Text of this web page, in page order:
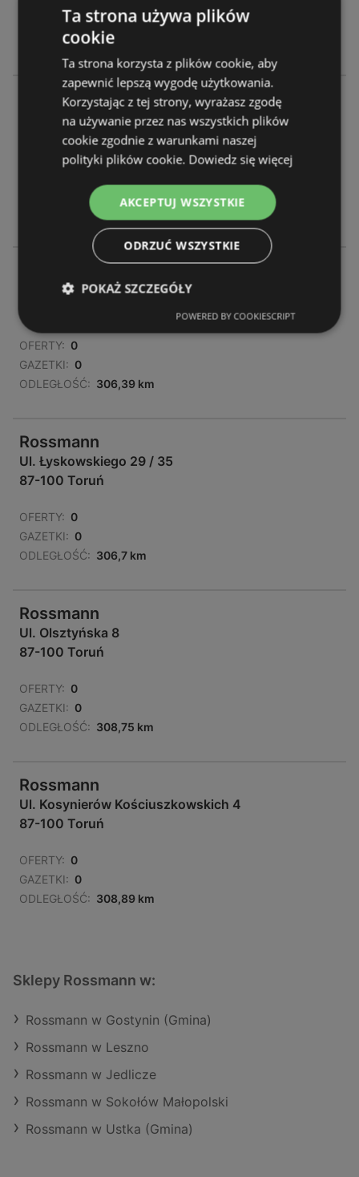
GAZETKI: 0
ODLEGŁOŚĆ: 305,48 km
Rossmann
Ul. Lubicka 53
87-100 Toruń
ODLEGŁOŚĆ:
Ul. Łódzka 118
OFERTY: 0
GAZETKI: 0
ODLEGŁOŚĆ: 306,39 km
Rossmann
Ul. Łyskowskiego 29 / 35
87-100 Toruń
OFERTY: 0
GAZETKI: 0
ODLEGŁOŚĆ: 306,7 km
Rossmann
Ul. Olsztyńska 8
87-100 Toruń
OFERTY: 0
GAZETKI: 0
ODLEGŁOŚĆ: 308,75 km
Rossmann
Ul. Kosynierów Kościuszkowskich 4
87-100 Toruń
OFERTY: 0
GAZETKI: 0
ODLEGŁOŚĆ: 308,89 km
Sklepy Rossmann w:
Rossmann w Gostynin (Gmina)
Rossmann w Leszno
Rossmann w Jedlicze
Rossmann w Sokołów Małopolski
Rossmann w Ustka (Gmina)
Ta strona używa plików
cookie
Ta strona korzysta z plików cookie, aby
zapewnić lepszą wygodę użytkowania.
Korzystając z tej strony, wyrażasz zgodę
na używanie przez nas wszystkich plików
cookie zgodnie z warunkami naszej
polityki plików cookie. Dowiedz się więcej
AKCEPTUJ WSZYSTKIE
ODRZUĆ WSZYSTKIE
POKAŻ SZCZEGÓŁY
POWERED BY COOKIESCRIPT